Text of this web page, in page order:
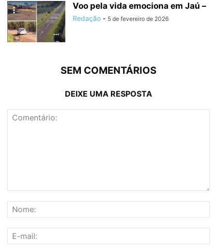
Voo pela vida emociona em Jaú –
Redação - 5 de fevereiro de 2026
SEM COMENTÁRIOS
DEIXE UMA RESPOSTA